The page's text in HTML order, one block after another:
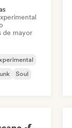
de mayor
Soul